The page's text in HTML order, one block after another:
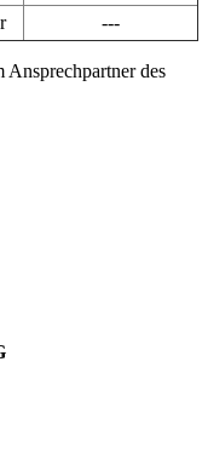
---
Ansprechpartner des